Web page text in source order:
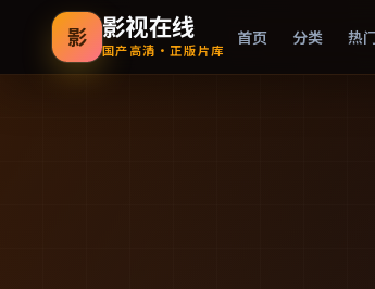
影 影视在线
国产高清·正版片库
首页 分类 热